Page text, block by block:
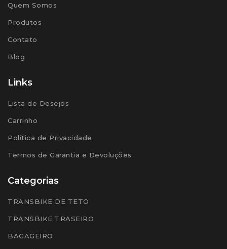
Quem Somos
Produtos
Contato
Blog
Links
Lista de Desejos
Carrinho
Política de Privacidade
Termos de Garantia e Devoluções
Categorias
TRANSBIKE DE TETO
TRANSBIKE TRASEIRO
BAGAGEIRO